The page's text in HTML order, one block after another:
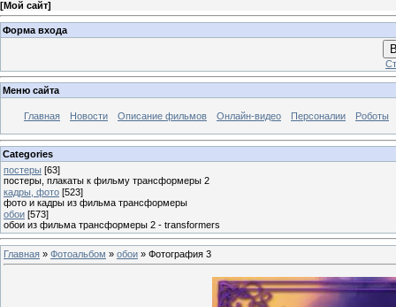
[Мой сайт]
Форма входа
Меню сайта
Главная Новости Описание фильмов Онлайн-видео Персоналии Роботы
Categories
постеры [63]
постеры, плакаты к фильму трансформеры 2
кадры, фото [523]
фото и кадры из фильма трансформеры
обои [573]
обои из фильма трансформеры 2 - transformers
Главная » Фотоальбом » обои » Фотография 3